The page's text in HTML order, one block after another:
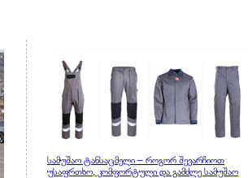
სამუშაო ტანსაცმელი – როგორ შევარჩიოთ
უსაფრთხო, კომფორტული და გამძლე სამუშაო